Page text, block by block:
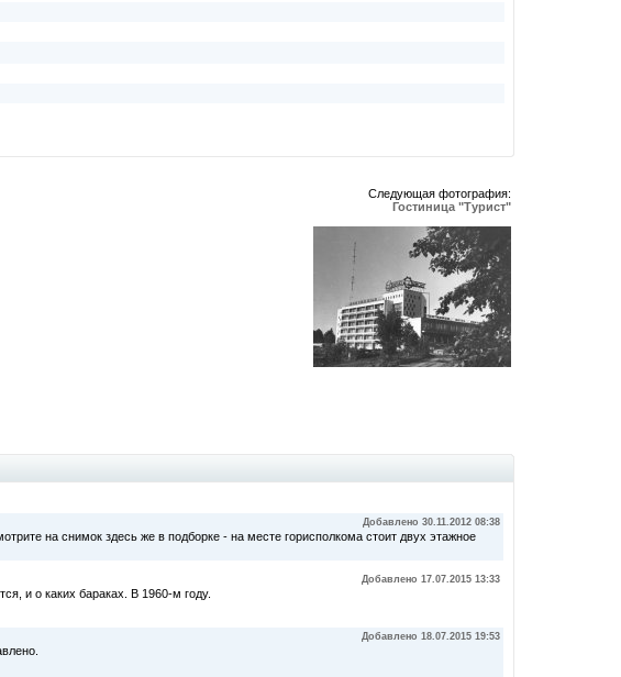
Следующая фотография:
Гостиница "Турист"
Добавлено 30.11.2012 08:38
на снимок здесь же в подборке - на месте горисполкома стоит двух этажное
Добавлено 17.07.2015 13:33
и о каких бараках. В 1960-м году.
Добавлено 18.07.2015 19:53